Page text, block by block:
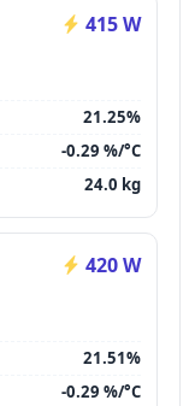
415 W
21.25%
-0.29 %/°C
24.0 kg
420 W
21.51%
-0.29 %/°C